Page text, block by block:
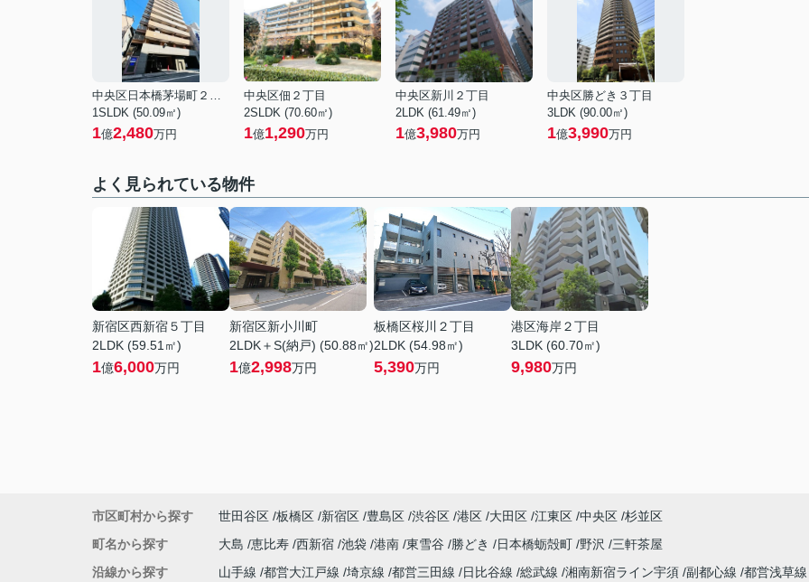
中央区日本橋茅場町２丁目
1SLDK (50.09㎡)
1億2,480万円
中央区佃２丁目
2SLDK (70.60㎡)
1億1,290万円
中央区新川２丁目
2LDK (61.49㎡)
1億3,980万円
中央区勝どき３丁目
3LDK (90.00㎡)
1億3,990万円
よく見られている物件
新宿区西新宿５丁目
2LDK (59.51㎡)
1億6,000万円
新宿区新小川町
2LDK＋S(納戸) (50.88㎡)
1億2,998万円
板橋区桜川２丁目
2LDK (54.98㎡)
5,390万円
港区海岸２丁目
3LDK (60.70㎡)
9,980万円
市区町村から探す 世田谷区 板橋区 新宿区 豊島区 渋谷区 港区 大田区 江東区 中央区 杉並区
町名から探す
大島 恵比寿 西新宿 池袋 港南 東雪谷 勝どき 日本橋蛎殻町 野沢
三軒茶屋
沿線から探す
山手線 都営大江戸線 埼京線 都営三田線 日比谷線 総武線 湘南新宿ライン宇須 副都心線 都営浅草